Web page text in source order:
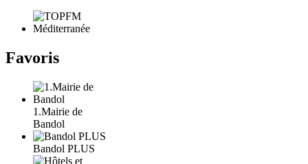
Favoris
1.Mairie de
Bandol
Bandol PLUS